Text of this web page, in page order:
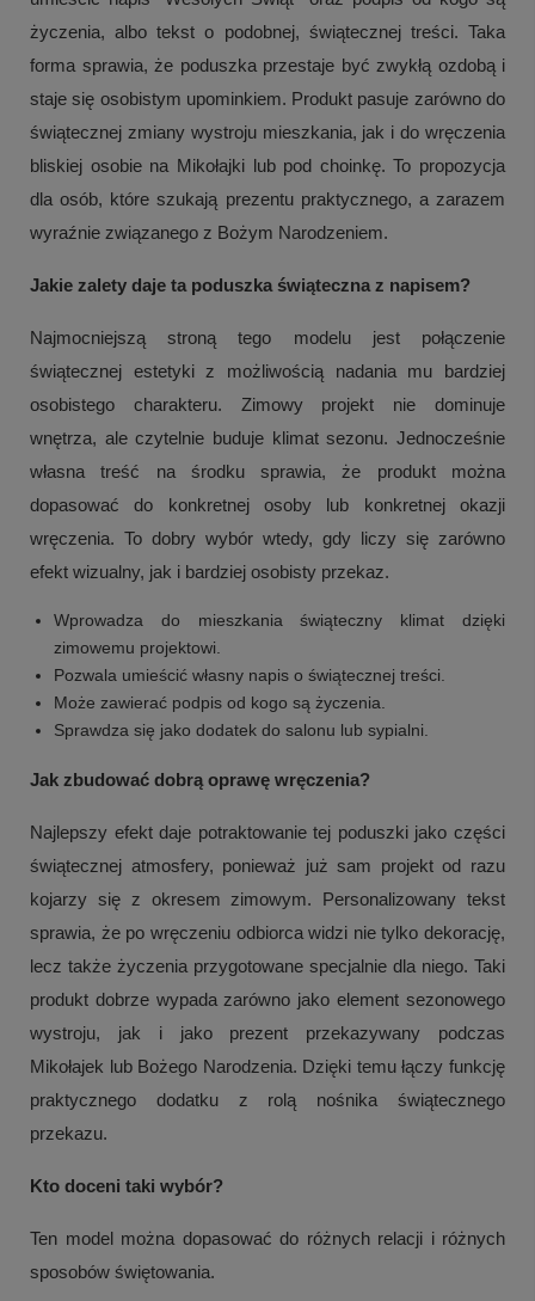
życzenia, albo tekst o podobnej, świątecznej treści. Taka
forma sprawia, że poduszka przestaje być zwykłą ozdobą i
staje się osobistym upominkiem. Produkt pasuje zarówno do
świątecznej zmiany wystroju mieszkania, jak i do wręczenia
bliskiej osobie na Mikołajki lub pod choinkę. To propozycja
dla osób, które szukają prezentu praktycznego, a zarazem
wyraźnie związanego z Bożym Narodzeniem.
Jakie zalety daje ta poduszka świąteczna z napisem?
Najmocniejszą stroną tego modelu jest połączenie
świątecznej estetyki z możliwością nadania mu bardziej
osobistego charakteru. Zimowy projekt nie dominuje
wnętrza, ale czytelnie buduje klimat sezonu. Jednocześnie
własna treść na środku sprawia, że produkt można
dopasować do konkretnej osoby lub konkretnej okazji
wręczenia. To dobry wybór wtedy, gdy liczy się zarówno
efekt wizualny, jak i bardziej osobisty przekaz.
Wprowadza do mieszkania świąteczny klimat dzięki
zimowemu projektowi.
Pozwala umieścić własny napis o świątecznej treści.
Może zawierać podpis od kogo są życzenia.
Sprawdza się jako dodatek do salonu lub sypialni.
Jak zbudować dobrą oprawę wręczenia?
Najlepszy efekt daje potraktowanie tej poduszki jako części
świątecznej atmosfery, ponieważ już sam projekt od razu
kojarzy się z okresem zimowym. Personalizowany tekst
sprawia, że po wręczeniu odbiorca widzi nie tylko dekorację,
lecz także życzenia przygotowane specjalnie dla niego. Taki
produkt dobrze wypada zarówno jako element sezonowego
wystroju, jak i jako prezent przekazywany podczas
Mikołajek lub Bożego Narodzenia. Dzięki temu łączy funkcję
praktycznego dodatku z rolą nośnika świątecznego
przekazu.
Kto doceni taki wybór?
Ten model można dopasować do różnych relacji i różnych
sposobów świętowania.